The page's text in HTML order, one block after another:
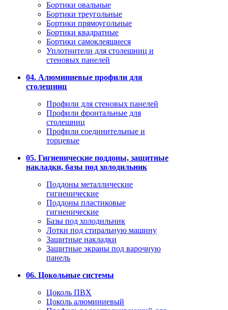
Бортики овальные
Бортики треугольные
Бортики прямоугольные
Бортики квадратные
Бортики самоклеящиеся
Уплотнители для столешниц и
стеновых панелей
04. Алюминиевые профили для
столешниц
Профили для стеновых панелей
Профили фронтальные для
столешниц
Профили соединительные и
торцевые
05. Гигиенические поддоны, защитные
накладки, базы под холодильник
Поддоны металлические
гигиенические
Поддоны пластиковые
гигиенические
Базы под холодильник
Лотки под стиральную машину
Защитные накладки
Защитные экраны под варочную
панель
06. Цокольные системы
Цоколь ПВХ
Цоколь алюминиевый